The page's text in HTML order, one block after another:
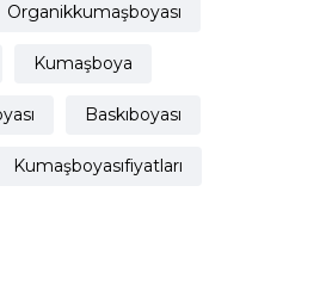
Organikkumaşboyası
Kumaşboya
Baskıboyası
Kumaşboyasıfiyatları